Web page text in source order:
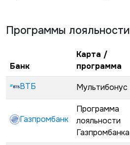
Программы лояльности
Банк
Карта /
программа
ВТБ
Мультибонус
Газпромбанк
Программа
лояльности
Газпромбанка